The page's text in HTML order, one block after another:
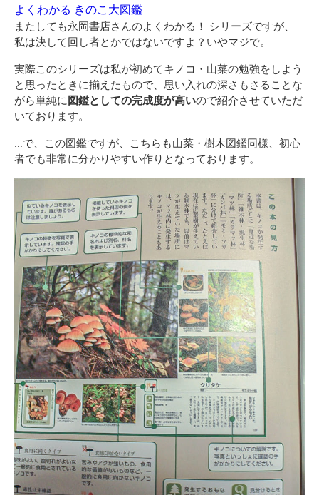
よくわかる きのこ大図鑑
またしても永岡書店さんのよくわかる！ シリーズですが、
私は決して回し者とかではないですよ？いやマジで。
実際このシリーズは私が初めてキノコ・山菜の勉強をしよう
と思ったときに揃えたもので、思い入れの深さもさることな
がら単純に図鑑としての完成度が高いので紹介させていただ
いております。
…で、この図鑑ですが、こちらも山菜・樹木図鑑同様、初心
者でも非常に分かりやすい作りとなっております。